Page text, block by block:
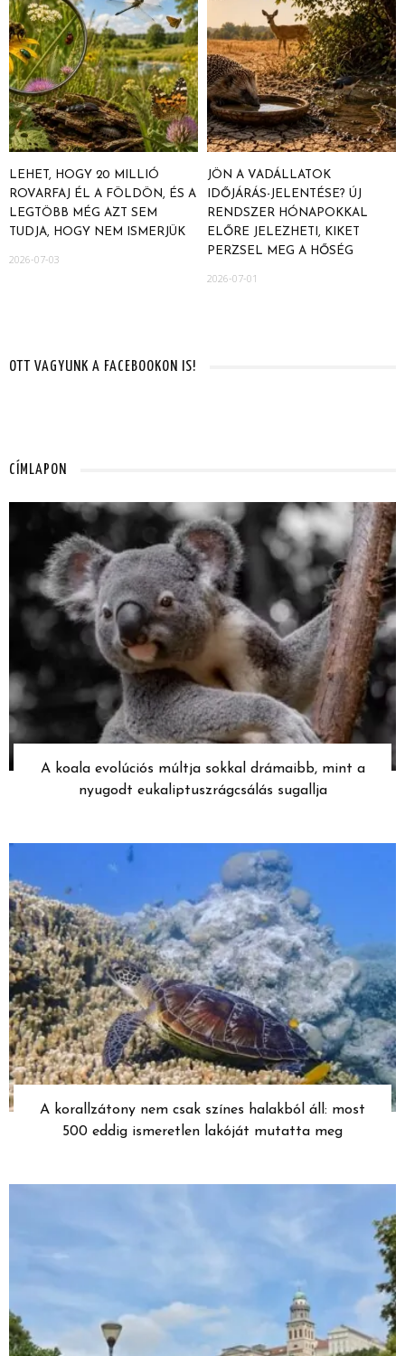
LEHET, HOGY 20 MILLIÓ
ROVARFAJ ÉL A FÖLDÖN, ÉS A
LEGTÖBB MÉG AZT SEM
TUDJA, HOGY NEM ISMERJÜK
2026-07-03
JÖN A VADÁLLATOK
IDŐJÁRÁS-JELENTÉSE? ÚJ
RENDSZER HÓNAPOKKAL
ELŐRE JELEZHETI, KIKET
PERZSEL MEG A HŐSÉG
2026-07-01
OTT VAGYUNK A FACEBOOKON IS!
CÍMLAPON
A koala evolúciós múltja sokkal drámaibb, mint a
nyugodt eukaliptuszrágcsálás sugallja
A korallzátony nem csak színes halakból áll: most
500 eddig ismeretlen lakóját mutatta meg